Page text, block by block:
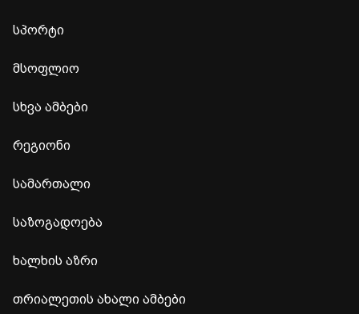
სპორტი
მსოფლიო
სხვა ამბები
რეგიონი
სამართალი
საზოგადოება
ხალხის აზრი
თრიალეთის ახალი ამბები